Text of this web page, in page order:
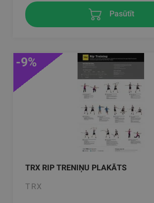
Pasūtīt
TRX RIP TRENIŅU PLAKĀTS
TRX
-9%